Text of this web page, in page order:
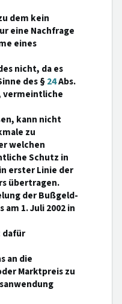
dem kein
eine Nachfrage
eines
nicht, da es
des §24Abs.
vermeintliche
kann nicht
zu
welchen
Schutz in
erster Linie der
übertragen.
der Bußgeld-
1. Juli 2002 in
dafür
an die
Marktpreis zu